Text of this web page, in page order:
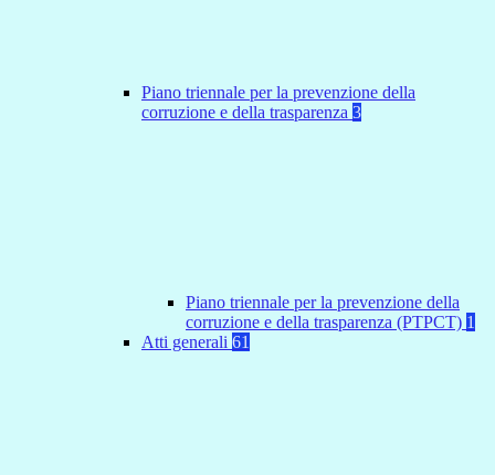
Piano triennale per la prevenzione della
corruzione e della trasparenza 3
Piano triennale per la prevenzione della
corruzione e della trasparenza (PTPCT) 1
Atti generali 61